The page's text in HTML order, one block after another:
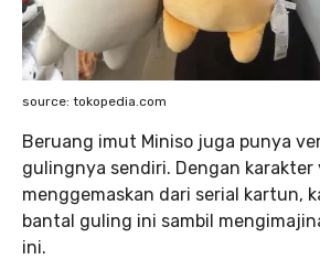
source: tokopedia.com
Beruang imut Miniso juga punya
gulingnya sendiri. Dengan karakter
menggemaskan dari serial kartun,
bantal guling ini sambil
ini.